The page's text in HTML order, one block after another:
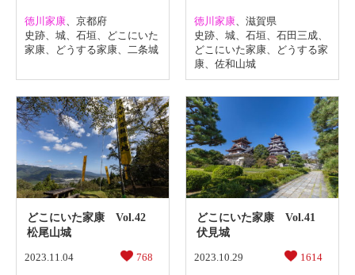
徳川家康
京都府
史跡
城 石垣
どこにいた
家康
どうする家康 二条城
徳川家康
滋賀県
史跡
城 石垣 石田三成
どこにいた家康
どうする家
康
佐和山城
どこにいた家康 Vol.42
松尾山城
2023.11.04 768
どこにいた家康 Vol.41
伏見城
2023.10.29 1614